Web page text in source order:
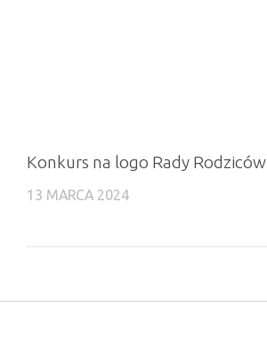
Konkurs na logo Rady Rodziców
13 MARCA 2024